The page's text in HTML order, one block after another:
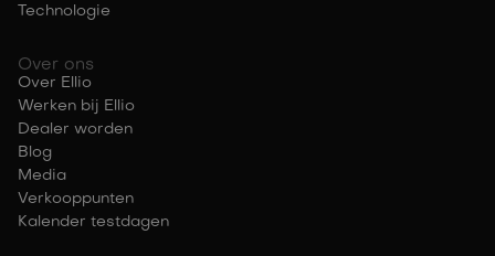
Technologie
Over ons
Over Ellio
Werken bij Ellio
Dealer worden
Blog
Media
Verkooppunten
Kalender testdagen